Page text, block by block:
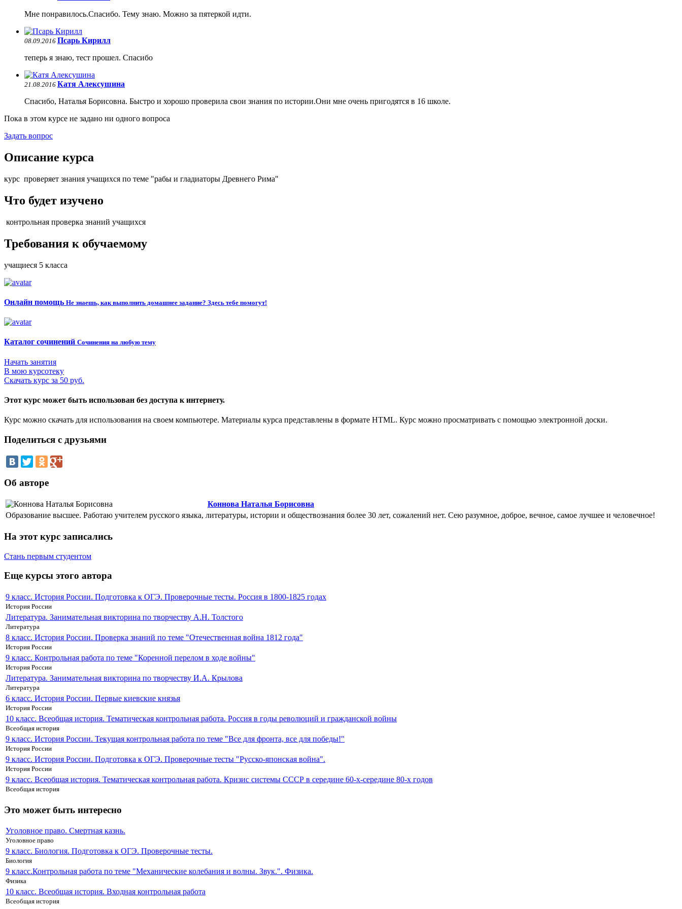
Мне понравилось.Спасибо. Тему знаю. Можно за пятеркой идти.
08.09.2016 Псарь Кирилл
теперь я знаю, тест прошел. Спасибо
21.08.2016 Катя Алексушина
Спасибо, Наталья Борисовна. Быстро и хорошо проверила свои знания по истории.Они мне очень пригодятся в 16 школе.
Пока в этом курсе не задано ни одного вопроса
Задать вопрос
Описание курса
курс проверяет знания учащихся по теме "рабы и гладиаторы Древнего Рима"
Что будет изучено
контрольная проверка знаний учащихся
Требования к обучаемому
учащиеся 5 класса
Онлайн помощь Не знаешь, как выполнить домашнее задание? Здесь тебе помогут!
Каталог сочинений Сочинения на любую тему
Начать занятия
В мою курсотеку
Скачать курс за 50 руб.
Этот курс может быть использован без доступа к интернету.
Курс можно скачать для использования на своем компьютере. Материалы курса представлены в формате HTML. Курс можно просматривать с помощью электронной доски.
Поделиться с друзьями
Об авторе
Коннова Наталья Борисовна
Образование высшее. Работаю учителем русского языка, литературы, истории и обществознания более 30 лет, сожалений нет. Сею разумное, доброе, вечное, самое лучшее и человечное!
На этот курс записались
Стань первым студентом
Еще курсы этого автора
9 класс. История России. Подготовка к ОГЭ. Проверочные тесты. Россия в 1800-1825 годах
История России
Литература. Занимательная викторина по творчеству А.Н. Толстого
Литература
8 класс. История России. Проверка знаний по теме "Отечественная война 1812 года"
История России
9 класс. Контрольная работа по теме "Коренной перелом в ходе войны"
История России
Литература. Занимательная викторина по творчеству И.А. Крылова
Литература
6 класс. История России. Первые киевские князья
История России
10 класс. Всеобщая история. Тематическая контрольная работа. Россия в годы революций и гражданской войны
Всеобщая история
9 класс. История России. Текущая контрольная работа по теме "Все для фронта, все для победы!"
История России
9 класс. История России. Подготовка к ОГЭ. Проверочные тесты "Русско-японская война".
История России
9 класс. Всеобщая история. Тематическая контрольная работа. Кризис системы СССР в середине 60-х-середине 80-х годов
Всеобщая история
Это может быть интересно
Уголовное право. Смертная казнь.
Уголовное право
9 класс. Биология. Подготовка к ОГЭ. Проверочные тесты.
Биология
9 класс.Контрольная работа по теме "Механические колебания и волны. Звук.". Физика.
Физика
10 класс. Всеобщая история. Входная контрольная работа
Всеобщая история